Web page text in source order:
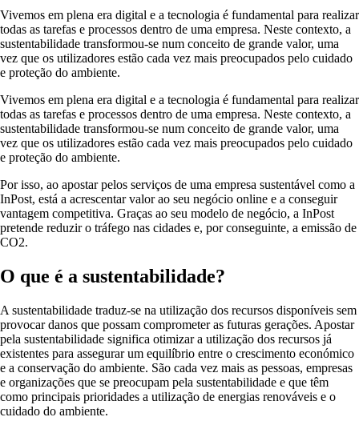
Vivemos em plena era digital e a tecnologia é fundamental para realizar
todas as tarefas e processos dentro de uma empresa. Neste contexto, a
sustentabilidade transformou-se num conceito de grande valor, uma
vez que os utilizadores estão cada vez mais preocupados pelo cuidado
e proteção do ambiente.
Vivemos em plena era digital e a tecnologia é fundamental para realizar
todas as tarefas e processos dentro de uma empresa. Neste contexto, a
sustentabilidade transformou-se num conceito de grande valor, uma
vez que os utilizadores estão cada vez mais preocupados pelo cuidado
e proteção do ambiente.
Por isso, ao apostar pelos serviços de uma empresa sustentável como a
InPost, está a acrescentar valor ao seu negócio online e a conseguir
vantagem competitiva. Graças ao seu modelo de negócio, a InPost
pretende reduzir o tráfego nas cidades e, por conseguinte, a emissão de
CO2.
O que é a sustentabilidade?
A sustentabilidade traduz-se na utilização dos recursos disponíveis sem
provocar danos que possam comprometer as futuras gerações. Apostar
pela sustentabilidade significa otimizar a utilização dos recursos já
existentes para assegurar um equilíbrio entre o crescimento económico
e a conservação do ambiente. São cada vez mais as pessoas, empresas
e organizações que se preocupam pela sustentabilidade e que têm
como principais prioridades a utilização de energias renováveis e o
cuidado do ambiente.